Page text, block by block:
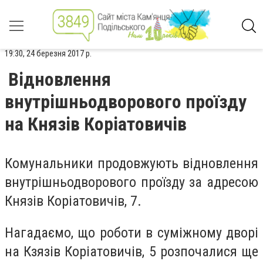
19:30, 24 березня 2017 р.
Відновлення
внутрішньодворового проїзду
на Князів Коріатовичів
Комунальники продовжують відновлення
внутрішньодворового проїзду за адресою
Князів Коріатовичів, 7.
Нагадаємо, що роботи в суміжному дворі
на Кзязів Коріатовичів, 5 розпочалися ще